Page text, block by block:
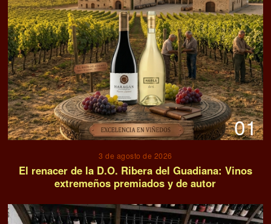
01
3 de agosto de 2026
El renacer de la D.O. Ribera del Guadiana: Vinos
extremeños premiados y de autor